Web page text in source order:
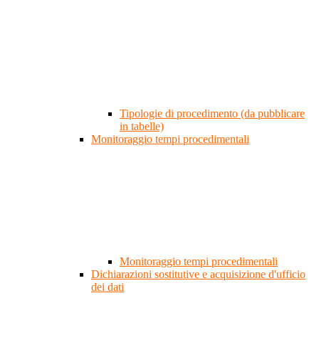
Tipologie di procedimento (da pubblicare
in tabelle)
Monitoraggio tempi procedimentali
Monitoraggio tempi procedimentali
Dichiarazioni sostitutive e acquisizione d'ufficio
dei dati